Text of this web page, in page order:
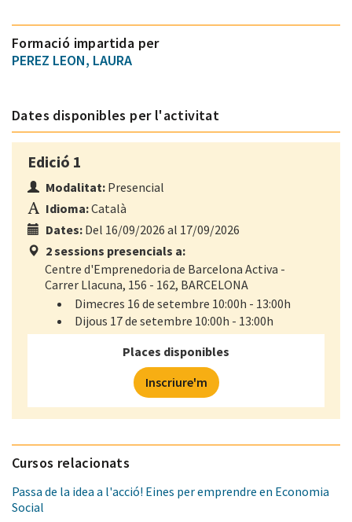
Formació impartida per
PEREZ LEON, LAURA
Dates disponibles per l'activitat
Edició 1
Modalitat: Presencial
Idioma:Català
Dates: Del 16/09/2026 al 17/09/2026
2 sessions presencials a:
Centre d'Emprenedoria de Barcelona Activa -
Carrer Llacuna, 156 - 162, BARCELONA
Dimecres 16 de setembre 10:00h - 13:00h
Dijous 17 de setembre 10:00h - 13:00h
Places disponibles
Inscriure'm
Cursos relacionats
Passa de la idea a l'acció! Eines per emprendre en Economia
Social